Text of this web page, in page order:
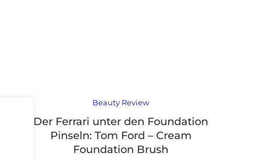
Beauty Review
Der Ferrari unter den Foundation
Pinseln: Tom Ford – Cream
Foundation Brush